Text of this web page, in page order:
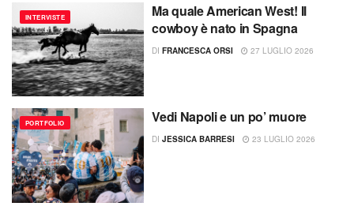
INTERVISTE
Ma quale American West! Il
cowboy è nato in Spagna
DI FRANCESCA ORSI 27 LUGLIO 2026
PORTFOLIO Vedi Napoli e un po’ muore
DI JESSICA BARRESI 23 LUGLIO 2026